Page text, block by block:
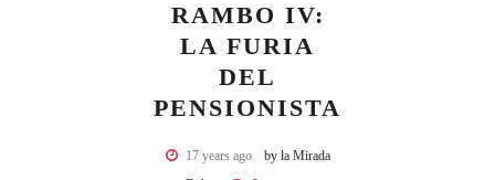
RAMBO IV:
LA FURIA
DEL
PENSIONISTA
17 years ago
by la Mirada